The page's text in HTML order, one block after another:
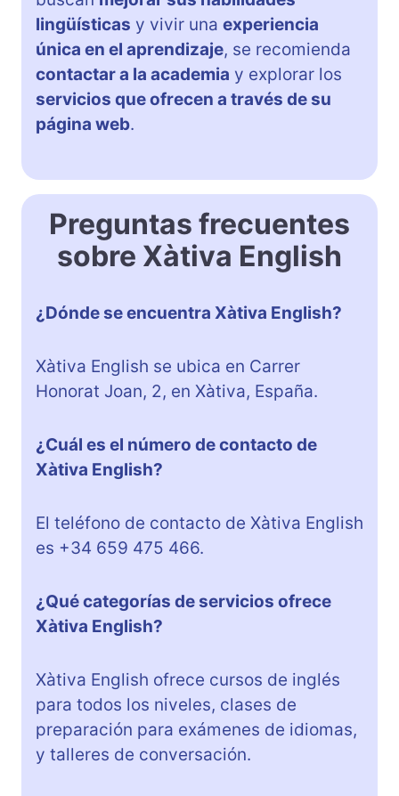
lingüísticas y vivir una experiencia
única en el aprendizaje, se recomienda
contactar a la academia y explorar los
servicios que ofrecen a través de su
página web.
Preguntas frecuentes
sobre Xàtiva English
¿Dónde se encuentra Xàtiva English?
Xàtiva English se ubica en Carrer
Honorat Joan, 2, en Xàtiva, España.
¿Cuál es el número de contacto de
Xàtiva English?
El teléfono de contacto de Xàtiva English
es +34 659 475 466.
¿Qué categorías de servicios ofrece
Xàtiva English?
Xàtiva English ofrece cursos de inglés
para todos los niveles, clases de
preparación para exámenes de idiomas,
y talleres de conversación.